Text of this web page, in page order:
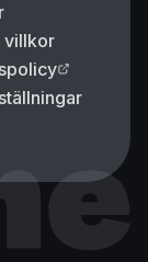
villkor